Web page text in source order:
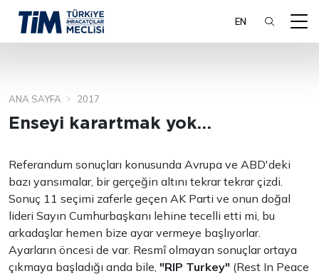
EN
ANA SAYFA 2017
Enseyi karartmak yok…
Referandum sonuçları konusunda Avrupa ve ABD'deki
bazı yansımalar, bir gerçeğin altını tekrar tekrar çizdi.
Sonuç 11 seçimi zaferle geçen AK Parti ve onun doğal
lideri Sayın Cumhurbaşkanı lehine tecelli etti mi, bu
arkadaşlar hemen bize ayar vermeye başlıyorlar.
Ayarların öncesi de var. Resmî olmayan sonuçlar ortaya
çıkmaya başladığı anda bile, "RIP Turkey" (Rest In Peace